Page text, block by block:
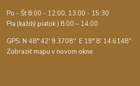
Po - Št 8:00 - 12:00, 13:00 - 15:30
Pia (každý piatok ) 8:00 – 14:00
GPS: N 48° 42' 9.3708'' E 19° 8' 14.6148''
Zobraziť mapu v novom okne